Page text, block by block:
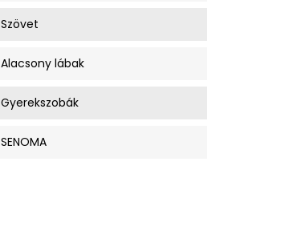
Szövet
Alacsony lábak
Gyerekszobák
SENOMA